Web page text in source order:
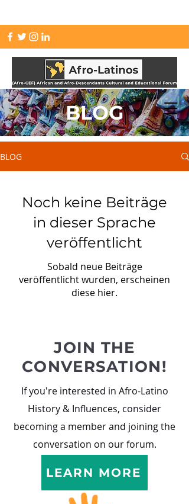
BLOG
BLOG
Noch keine Beiträge
in dieser Sprache
veröffentlicht
Sobald neue Beiträge
veröffentlicht wurden, erscheinen
diese hier.
JOIN THE
CONVERSATION!
If you're interested in Afro-Latino
History & Influences, consider
becoming a member and joining the
conversation on our forum.
LEARN MORE